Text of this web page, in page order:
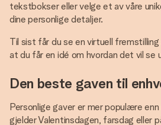
tekstbokser eller velge et av våre
dine personlige detaljer.
Til sist får du se en virtuell
at du får en idé om hvordan det vil se
Den beste gaven til
Personlige gaver er mer populære
gjelder Valentinsdagen, farsdag eller